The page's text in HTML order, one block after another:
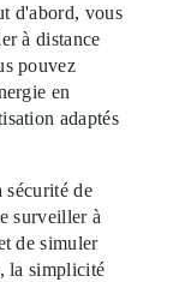
d'abord, vous
à distance
pouvez
en
adaptés
sécurité de
surveiller à
de simuler
la simplicité